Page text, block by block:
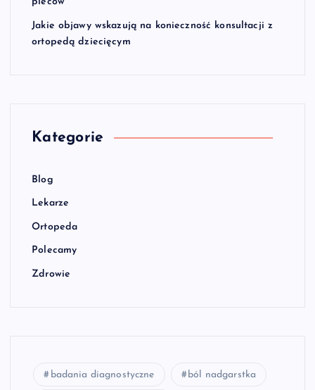
Jakie objawy wskazują na konieczność konsultacji z
ortopedą dziecięcym
Kategorie
Blog
Lekarze
Ortopeda
Polecamy
Zdrowie
badania diagnostyczne ból nadgarstka